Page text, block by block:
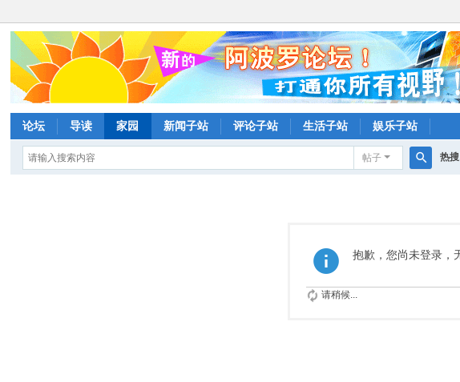
论坛 导读 家园 新闻子站 评论子站 生活子站 娱乐子站
帖子 热
抱歉，您尚未登录，
请稍候...